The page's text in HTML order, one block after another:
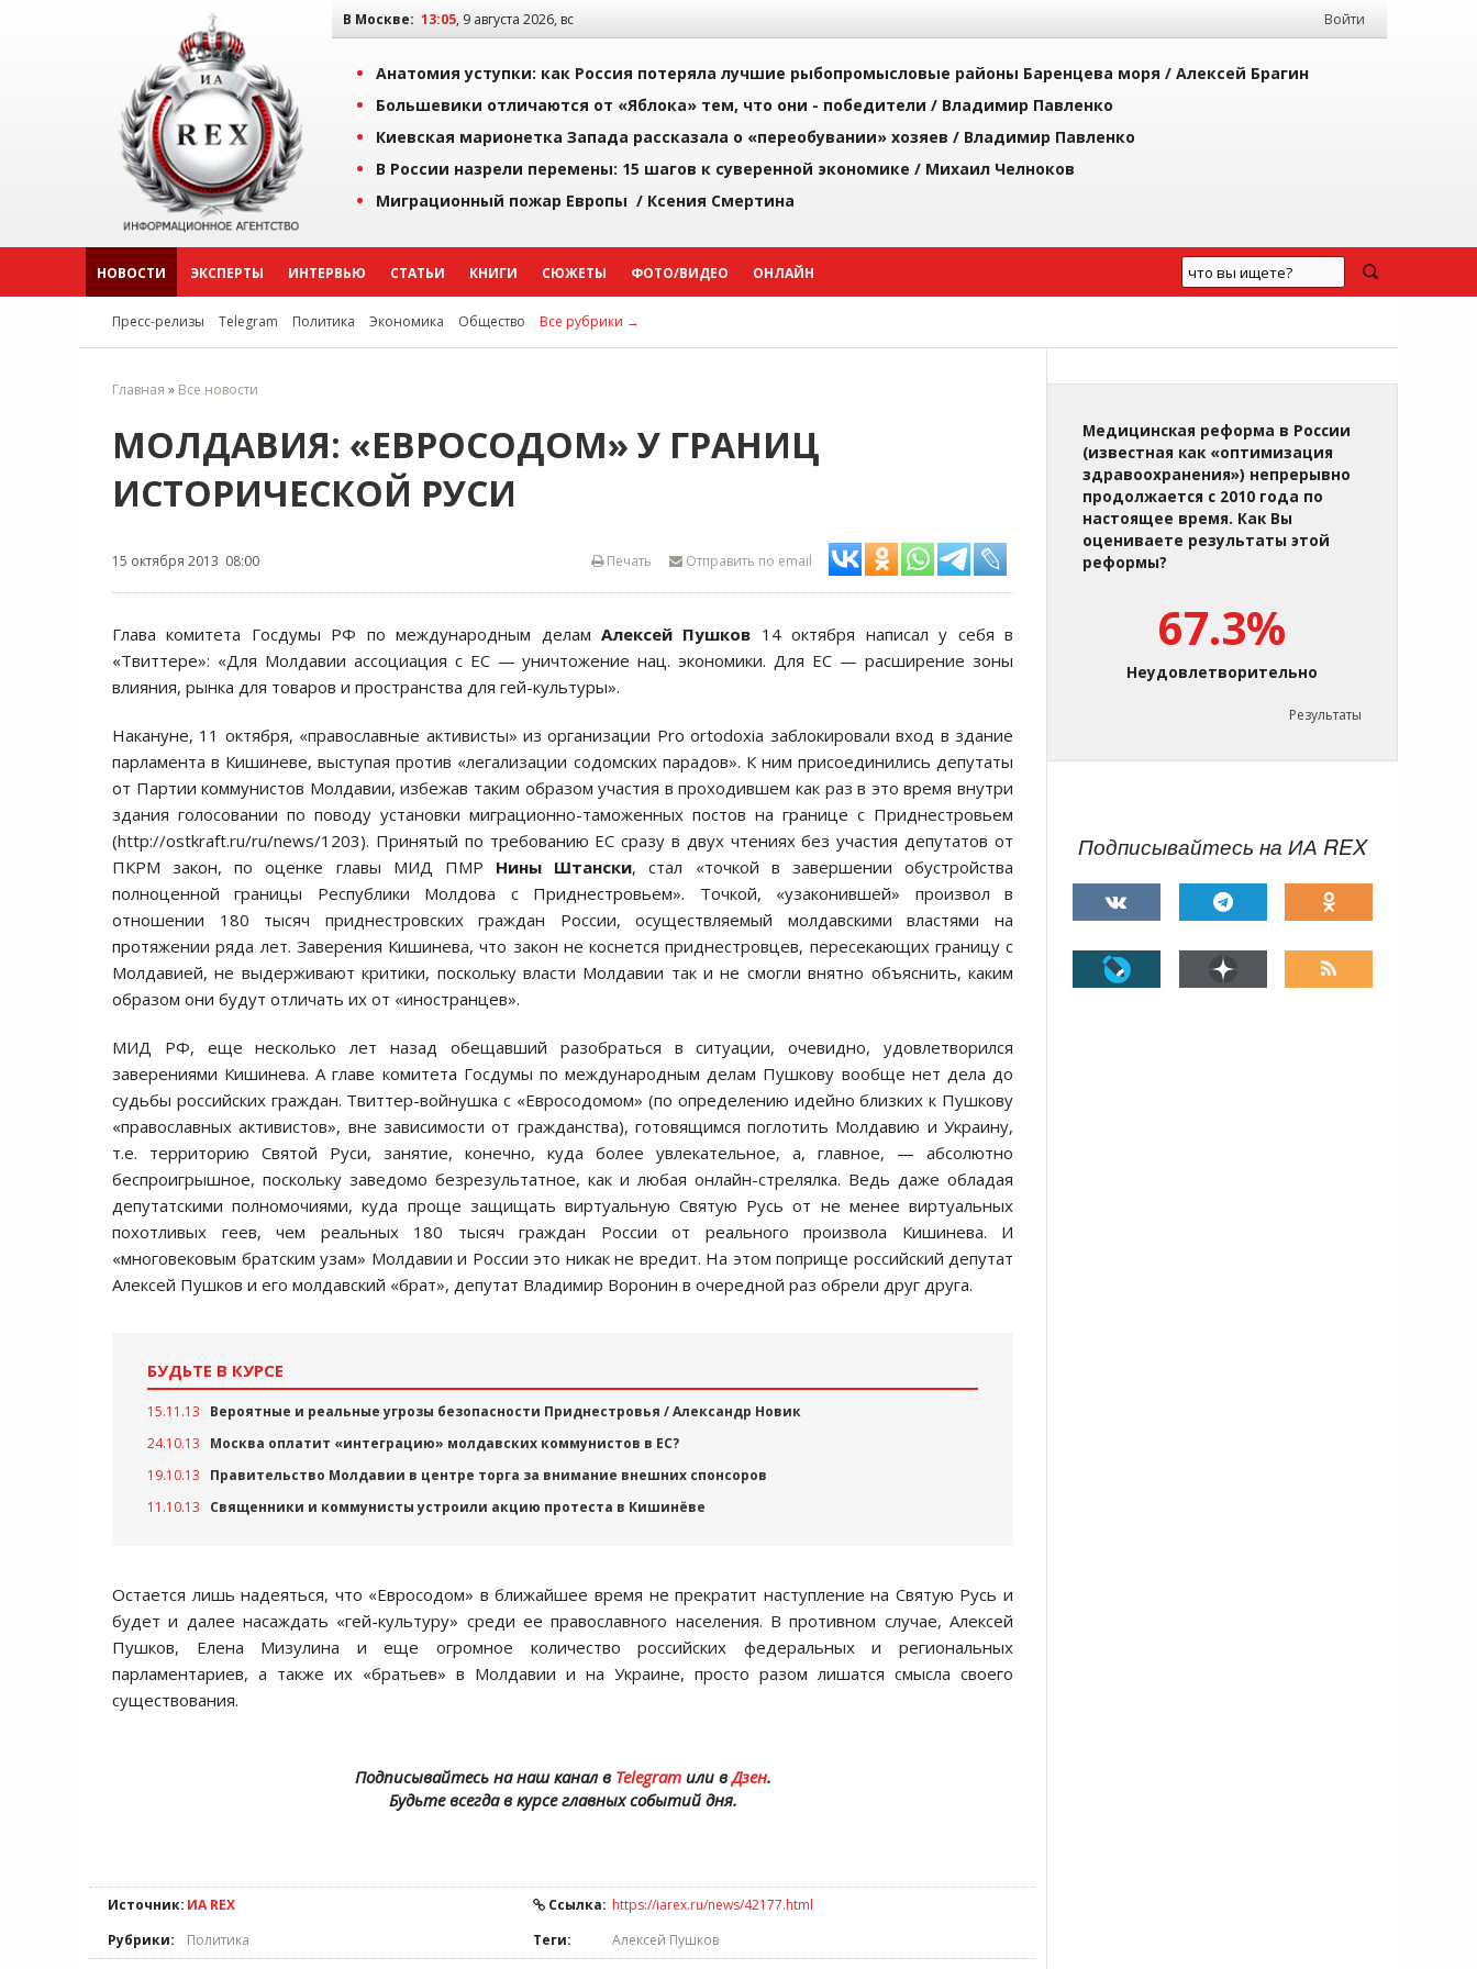
В Москве: 13:05, 9 августа 2026, вс Войти
Анатомия уступки: как Россия потеряла лучшие рыбопромысловые районы Баренцева моря / Алексей Брагин
Большевики отличаются от «Яблока» тем, что они - победители / Владимир Павленко
Киевская марионетка Запада рассказала о «переобувании» хозяев / Владимир Павленко
В России назрели перемены: 15 шагов к суверенной экономике / Михаил Челноков
Миграционный пожар Европы / Ксения Смертина
НОВОСТИ ЭКСПЕРТЫ ИНТЕРВЬЮ СТАТЬИ КНИГИ СЮЖЕТЫ ФОТО/ВИДЕО ОНЛАЙН
Пресс-релизы Telegram Политика Экономика Общество Все рубрики →
Главная » Все новости
МОЛДАВИЯ: «ЕВРОСОДОМ» У ГРАНИЦ
ИСТОРИЧЕСКОЙ РУСИ
15 октября 2013 08:00 Отправить по email
Печать
Глава комитета Госдумы РФ по международным делам Алексей Пушков 14 октября написал у себя в
«Твиттере»: «Для Молдавии ассоциация с ЕС — уничтожение нац. экономики. Для ЕС — расширение зоны
влияния, рынка для товаров и пространства для гей-культуры».
Накануне, 11 октября, «православные активисты» из организации Pro ortodoxia заблокировали вход в здание
парламента в Кишиневе, выступая против «легализации содомских парадов». К ним присоединились депутаты
от Партии коммунистов Молдавии, избежав таким образом участия в проходившем как раз в это время внутри
здания голосовании по поводу установки миграционно-таможенных постов на границе с Приднестровьем
(http://ostkraft.ru/ru/news/1203). Принятый по требованию ЕС сразу в двух чтениях без участия депутатов от
ПКРМ закон, по оценке главы МИД ПМР Нины Штански, стал «точкой в завершении обустройства
полноценной границы Республики Молдова с Приднестровьем». Точкой, «узаконившей» произвол в
отношении 180 тысяч приднестровских граждан России, осуществляемый молдавскими властями на
протяжении ряда лет. Заверения Кишинева, что закон не коснется приднестровцев, пересекающих границу с
Молдавией, не выдерживают критики, поскольку власти Молдавии так и не смогли внятно объяснить, каким
образом они будут отличать их от «иностранцев».
МИД РФ, еще несколько лет назад обещавший разобраться в ситуации, очевидно, удовлетворился
заверениями Кишинева. А главе комитета Госдумы по международным делам Пушкову вообще нет дела до
судьбы российских граждан. Твиттер-войнушка с «Евросодомом» (по определению идейно близких к Пушкову
«православных активистов», вне зависимости от гражданства), готовящимся поглотить Молдавию и Украину,
т.е. территорию Святой Руси, занятие, конечно, куда более увлекательное, а, главное, — абсолютно
беспроигрышное, поскольку заведомо безрезультатное, как и любая онлайн-стрелялка. Ведь даже обладая
депутатскими полномочиями, куда проще защищать виртуальную Святую Русь от не менее виртуальных
похотливых геев, чем реальных 180 тысяч граждан России от реального произвола Кишинева. И
«многовековым братским узам» Молдавии и России это никак не вредит. На этом поприще российский депутат
Алексей Пушков и его молдавский «брат», депутат Владимир Воронин в очередной раз обрели друг друга.
БУДЬТЕ В КУРСЕ
15.11.13
Вероятные и реальные угрозы безопасности Приднестровья / Александр Новик
24.10.13
Москва оплатит «интеграцию» молдавских коммунистов в ЕС?
19.10.13
Правительство Молдавии в центре торга за внимание внешних спонсоров
11.10.13
Священники и коммунисты устроили акцию протеста в Кишинёве
Остается лишь надеяться, что «Евросодом» в ближайшее время не прекратит наступление на Святую Русь и
будет и далее насаждать «гей-культуру» среди ее православного населения. В противном случае, Алексей
Пушков, Елена Мизулина и еще огромное количество российских федеральных и региональных
парламентариев, а также их «братьев» в Молдавии и на Украине, просто разом лишатся смысла своего
существования.
Подписывайтесь на наш канал в Telegramили вДзен.
Будьте всегда в курсе главных событий дня.
Источник: ИА REX Ссылка: https://iarex.ru/news/42177.html
Рубрики:
Политика Теги: Алексей Пушков
Медицинская реформа в России
(известная как «оптимизация
здравоохранения») непрерывно
продолжается с 2010 года по
настоящее время. Как Вы
оцениваете результаты этой
реформы?
67.3%
Неудовлетворительно
Результаты
Подписывайтесь на ИА REX